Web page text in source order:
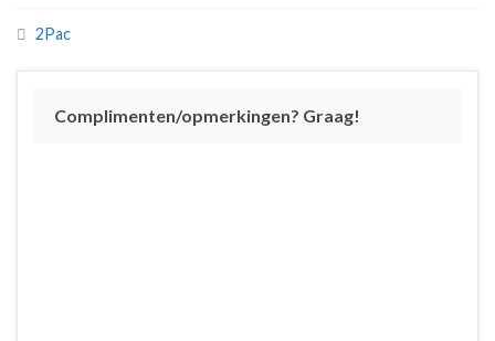
2Pac
Complimenten/opmerkingen? Graag!